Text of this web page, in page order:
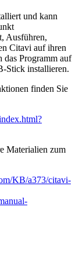
und kann
Ausführen,
Citavi auf ihren
das Programm auf
Stick installieren.
finden Sie
Materialien zum
KB/a373/citavi-